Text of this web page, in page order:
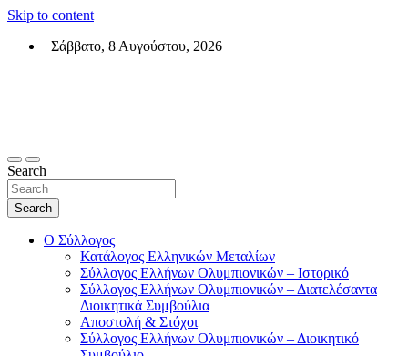
Skip to content
Σάββατο, 8 Αυγούστου, 2026
Search
Search
Ο Σύλλογος
Κατάλογος Ελληνικών Μεταλίων
Σύλλογος Ελλήνων Ολυμπιονικών – Ιστορικό
Σύλλογος Ελλήνων Ολυμπιονικών – Διατελέσαντα
Διοικητικά Συμβούλια
Αποστολή & Στόχοι
Σύλλογος Ελλήνων Ολυμπιονικών – Διοικητικό